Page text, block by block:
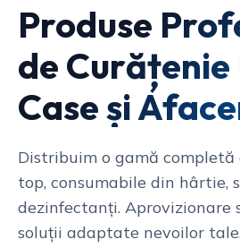
Produse
de Curățenie
Case și
Distribuim o gamă
top, consumabile din hârtie,
dezinfectanți. Aprovizionare
soluții adaptate nevoilor tale.